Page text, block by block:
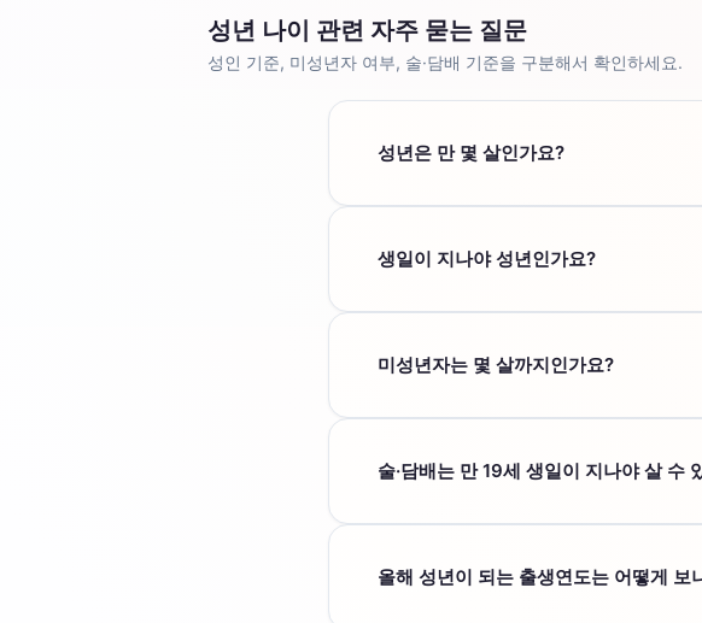
성년 나이 관련 자주 묻는 질문
성인 기준, 미성년자 여부, 술·담배 기준을 구분해서 확인하세요.
성년은 만 몇 살인가요?
생일이 지나야 성년인가요?
미성년자는 몇 살까지인가요?
술·담배는 만 19세 생일이 지나야 살 수
올해 성년이 되는 출생연도는 어떻게 보